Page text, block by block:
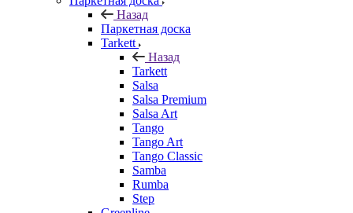
Назад
Паркетная доска
Tarkett
Назад
Tarkett
Salsa
Salsa Premium
Salsa Art
Tango
Tango Art
Tango Classic
Samba
Rumba
Step